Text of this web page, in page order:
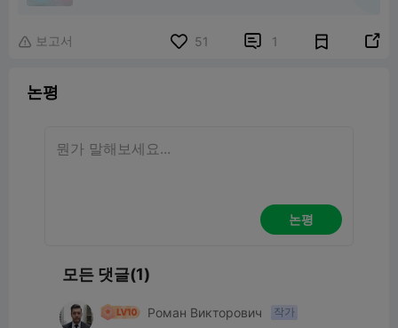
 보고서 51  1 
논평
논평
모든 댓글(1)
Роман Викторович 작가